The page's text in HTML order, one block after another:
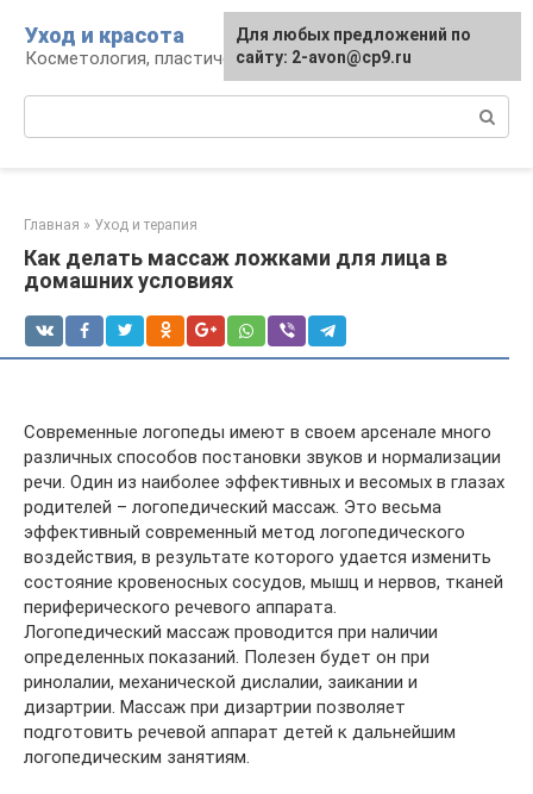
контенту
Уход и красота
Косметология, пластическая хирургия, уход
Главная » Уход и терапия
Как делать массаж ложками для лица в
домашних условиях
Современные логопеды имеют в своем арсенале много
различных способов постановки звуков и нормализации
речи. Один из наиболее эффективных и весомых в глазах
родителей – логопедический массаж. Это весьма
эффективный современный метод логопедического
воздействия, в результате которого удается изменить
состояние кровеносных сосудов, мышц и нервов, тканей
периферического речевого аппарата.
Логопедический массаж проводится при наличии
определенных показаний. Полезен будет он при
ринолалии, механической дислалии, заикании и
дизартрии. Массаж при дизартрии позволяет
подготовить речевой аппарат детей к дальнейшим
логопедическим занятиям.
Для любых предложений по
сайту: 2-avon@cp9.ru